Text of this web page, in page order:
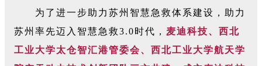
为了进一步助力苏州智慧急救体系建设，助力
苏州率先迈入智慧急救3.0时代， 麦迪科技、西北
工业大学太仓智汇港管委会、西北工业大学航天学